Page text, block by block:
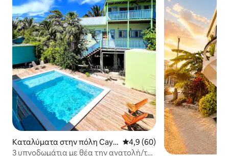
Καταλύματα στην πόλη Caye
Caulker
Μέση βαθμολογία: 4,9 στα 5,
4,9 (60)
3 υπνοδωμάτια με θέα την ανατολή/το